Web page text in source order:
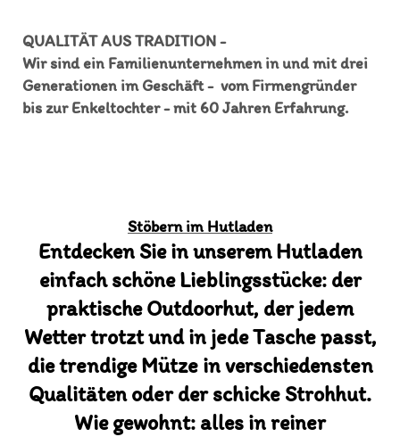
QUALITÄT AUS TRADITION -
Wir sind ein Familienunternehmen in und mit drei
Generationen im Geschäft - vom Firmengründer
bis zur Enkeltochter - mit 60 Jahren Erfahrung.
Stöbern im Hutladen
Entdecken Sie in unserem Hutladen
einfach schöne Lieblingsstücke: der
praktische Outdoorhut, der jedem
Wetter trotzt und in jede Tasche passt,
die trendige Mütze in verschiedensten
Qualitäten oder der schicke Strohhut.
Wie gewohnt: alles in reiner